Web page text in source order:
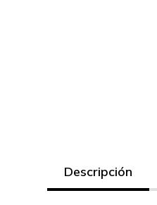
Descripción